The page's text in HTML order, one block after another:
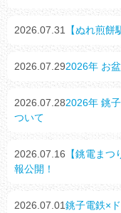
2026.07.31 【ぬれ煎
2026.07.292026年 お
2026.07.282026年 銚
ついて
2026.07.16 【銚電ま
報公開！
2026.07.01銚子電鉄×